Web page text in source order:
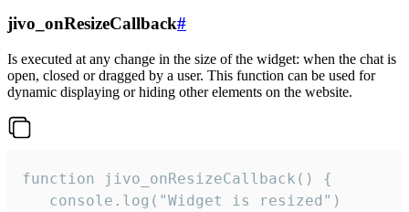
jivo_onResizeCallback#
Is executed at any change in the size of the widget: when the chat is
open, closed or dragged by a user. This function can be used for
dynamic displaying or hiding other elements on the website.
function jivo_onResizeCallback() {
   console.log("Widget is resized")